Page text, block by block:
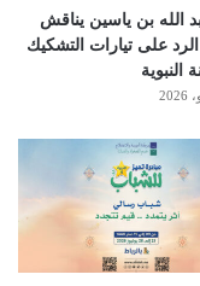
الله بن ياسين يناقش
على تيارات التشكيك
النبوية